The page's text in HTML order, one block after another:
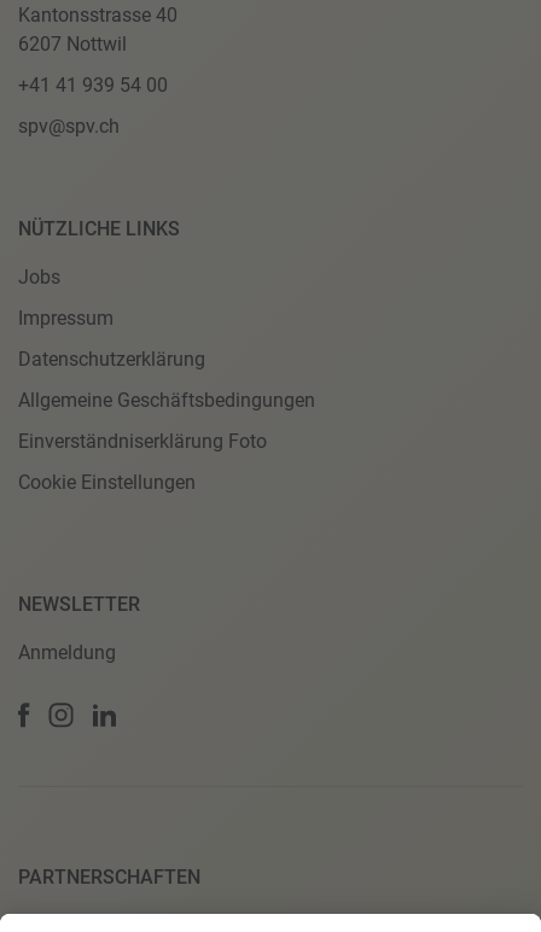
Kantonsstrasse 40
6207 Nottwil
+41 41 939 54 00
spv@spv.ch
NÜTZLICHE LINKS
Jobs
Impressum
Datenschutzerklärung
Allgemeine Geschäftsbedingungen
Einverständniserklärung Foto
Cookie Einstellungen
NEWSLETTER
Anmeldung
PARTNERSCHAFTEN